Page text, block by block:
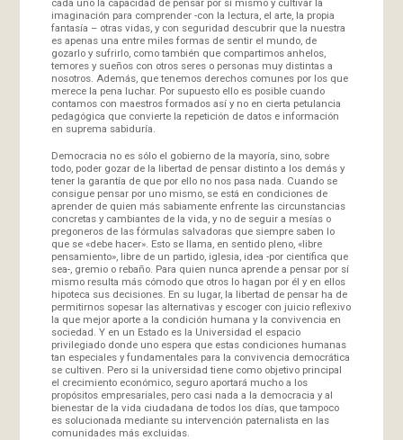
imaginación para comprender -con la lectura, el arte, la propia
fantasía – otras vidas, y con seguridad descubrir que la nuestra
es apenas una entre miles formas de sentir el mundo, de
gozarlo y sufrirlo, como también que compartimos anhelos,
temores y sueños con otros seres o personas muy distintas a
nosotros. Además, que tenemos derechos comunes por los que
merece la pena luchar. Por supuesto ello es posible cuando
contamos con maestros formados así y no en cierta petulancia
pedagógica que convierte la repetición de datos e información
en suprema sabiduría.
Democracia no es sólo el gobierno de la mayoría, sino, sobre
todo, poder gozar de la libertad de pensar distinto a los demás y
tener la garantía de que por ello no nos pasa nada. Cuando se
consigue pensar por uno mismo, se está en condiciones de
aprender de quien más sabiamente enfrente las circunstancias
concretas y cambiantes de la vida, y no de seguir a mesías o
pregoneros de las fórmulas salvadoras que siempre saben lo
que se «debe hacer». Esto se llama, en sentido pleno, «libre
pensamiento», libre de un partido, iglesia, idea -por científica que
sea-, gremio o rebaño. Para quien nunca aprende a pensar por sí
mismo resulta más cómodo que otros lo hagan por él y en ellos
hipoteca sus decisiones. En su lugar, la libertad de pensar ha de
permitirnos sopesar las alternativas y escoger con juicio reflexivo
la que mejor aporte a la condición humana y la convivencia en
sociedad. Y en un Estado es la Universidad el espacio
privilegiado donde uno espera que estas condiciones humanas
tan especiales y fundamentales para la convivencia democrática
se cultiven. Pero si la universidad tiene como objetivo principal
el crecimiento económico, seguro aportará mucho a los
propósitos empresariales, pero casi nada a la democracia y al
bienestar de la vida ciudadana de todos los días, que tampoco
es solucionada mediante su intervención paternalista en las
comunidades más excluidas.